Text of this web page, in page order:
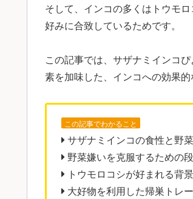
そして、インコの多くはトウモ
好みに合致しているためです。
この記事では、サザナミインコ
素を加味した、インコへの効果
この記事でわかること
サザナミインコの食性と野
野菜嫌いを克服するための
トウモロコシが好まれる背
大好物を利用した帰巣トレ